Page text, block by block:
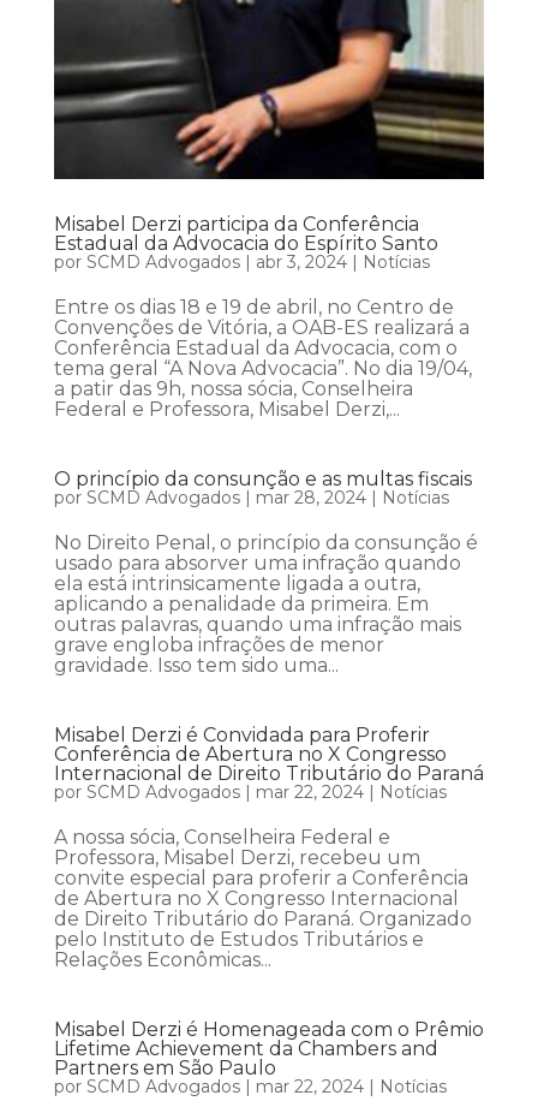
Misabel Derzi participa da Conferência
Estadual da Advocacia do Espírito Santo
por SCMD Advogados| abr 3, 2024| Notícias
Entre os dias 18 e 19 de abril, no Centro de
Convenções de Vitória, a OAB-ES realizará a
Conferência Estadual da Advocacia, com o
tema geral “A Nova Advocacia”. No dia 19/04,
a patir das 9h, nossa sócia, Conselheira
Federal e Professora, Misabel Derzi,...
O princípio da consunção e as multas fiscais
por SCMD Advogados| mar 28, 2024| Notícias
No Direito Penal, o princípio da consunção é
usado para absorver uma infração quando
ela está intrinsicamente ligada a outra,
aplicando a penalidade da primeira. Em
outras palavras, quando uma infração mais
grave engloba infrações de menor
gravidade. Isso tem sido uma...
Misabel Derzi é Convidada para Proferir
Conferência de Abertura no X Congresso
Internacional de Direito Tributário do Paraná
por SCMD Advogados| mar 22, 2024| Notícias
A nossa sócia, Conselheira Federal e
Professora, Misabel Derzi, recebeu um
convite especial para proferir a Conferência
de Abertura no X Congresso Internacional
de Direito Tributário do Paraná. Organizado
pelo Instituto de Estudos Tributários e
Relações Econômicas...
Misabel Derzi é Homenageada com o Prêmio
Lifetime Achievement da Chambers and
Partners em São Paulo
por SCMD Advogados| mar 22, 2024| Notícias